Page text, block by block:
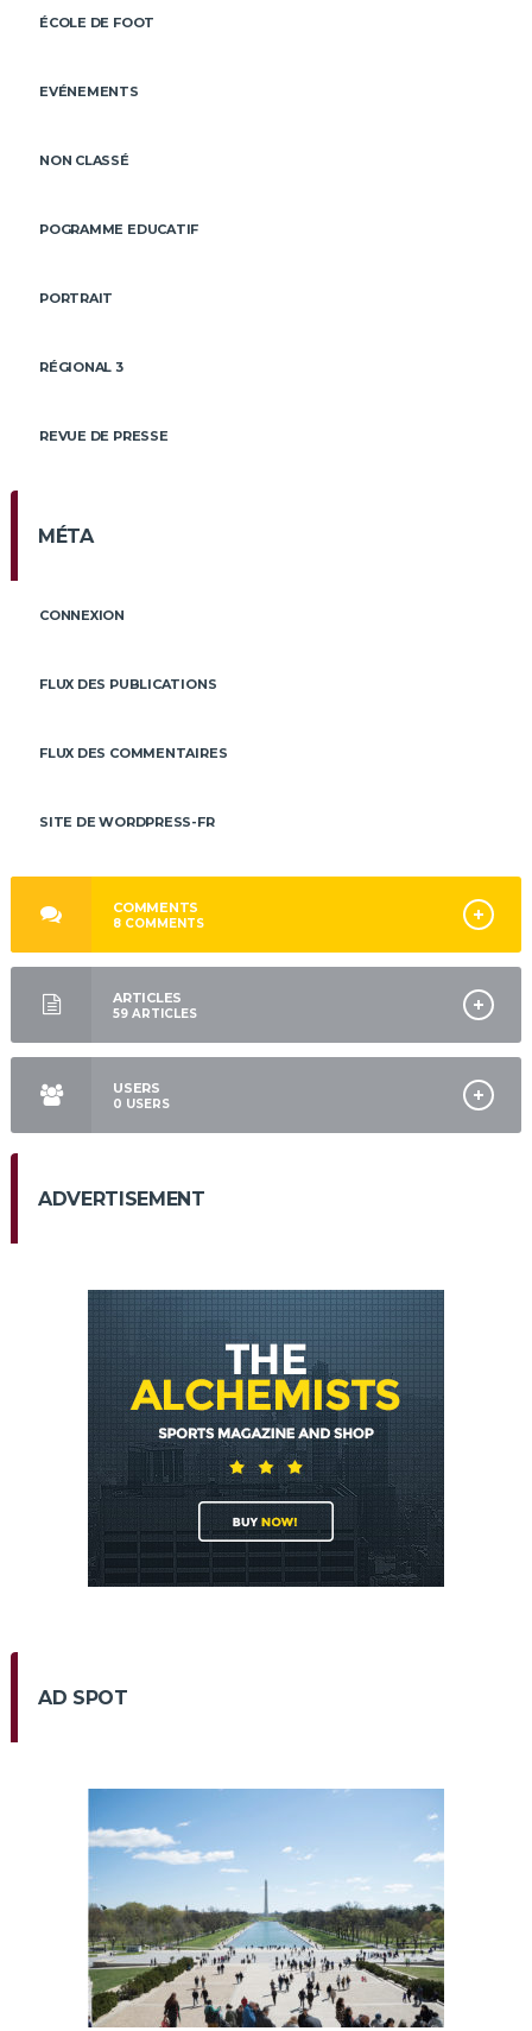
ÉCOLE DE FOOT
EVÉNEMENTS
NON CLASSÉ
POGRAMME EDUCATIF
PORTRAIT
RÉGIONAL 3
REVUE DE PRESSE
MÉTA
CONNEXION
FLUX DES PUBLICATIONS
FLUX DES COMMENTAIRES
SITE DE WORDPRESS-FR
COMMENTS
8 COMMENTS
ARTICLES
59 ARTICLES
USERS
0 USERS
ADVERTISEMENT
AD SPOT